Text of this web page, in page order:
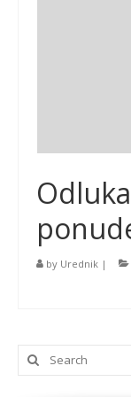
by Urednik |
Search
for: